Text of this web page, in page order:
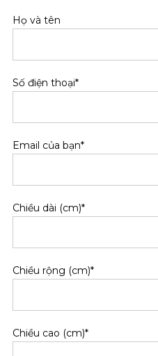
Họ và tên
Số điện thoại*
Email của bạn*
Chiều dài (cm)*
Chiều rộng (cm)*
Chiều cao (cm)*